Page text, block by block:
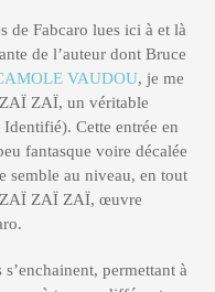
de Fabcaro lues ici à et là
de l’auteur dont Bruce
VAUDOU, je me
ZAÏ, un véritable
Cette entrée en
fantasque voire décalée
semble au niveau, en tout
ZAÏ ZAÏ ZAÏ, œuvre
permettant à